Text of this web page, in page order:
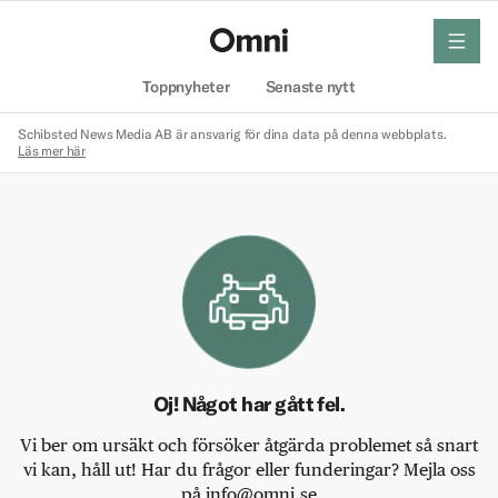
Toppnyheter Senaste nytt
meny
Schibsted News Media AB är ansvarig för dina data på denna webbplats.
Läs mer här
Oj! Något har gått fel.
Vi ber om ursäkt och försöker åtgärda problemet så snart
vi kan, håll ut! Har du frågor eller funderingar? Mejla oss